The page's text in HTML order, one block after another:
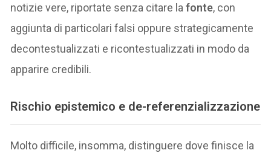
notizie vere, riportate senza citare lafonte, con
aggiunta di particolari falsi oppure strategicamente
decontestualizzati e ricontestualizzati in modo da
apparire credibili.
Rischio epistemico e de-referenzializzazione
Molto difficile, insomma, distinguere dove finisce la